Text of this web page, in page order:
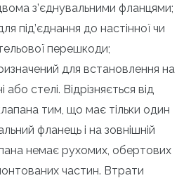
з’єднувальними фланцями;
під’єднання до настінної чи
перешкоди;
для встановлення на
або стелі. Відрізняється від
тим, що має тільки один
фланець і на зовнішній
немає рухомих, обертових
частин. Втрати